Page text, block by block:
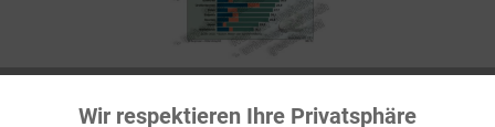
Funktionale Aktiv
Wir respektieren Ihre Privatsphäre